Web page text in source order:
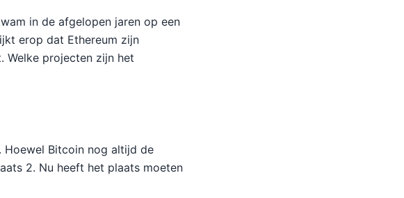
in de afgelopen jaren op een
erop dat Ethereum zijn
Welke projecten zijn het
Hoewel Bitcoin nog altijd de
2. Nu heeft het plaats moeten